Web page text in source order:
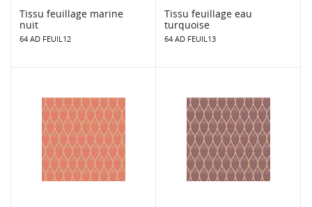
Tissu feuillage marine
nuit
64 AD FEUIL12
Tissu feuillage eau
turquoise
64 AD FEUIL13